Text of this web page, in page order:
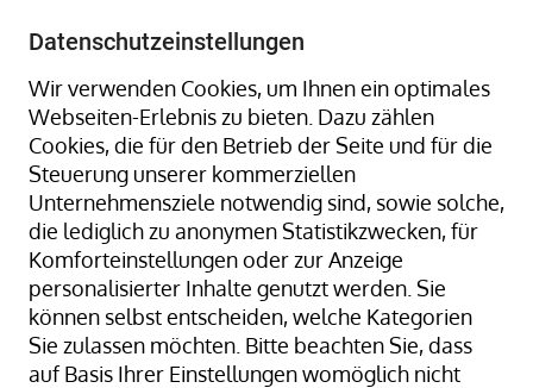
Datenschutzeinstellungen
Wir verwenden Cookies, um Ihnen ein optimales
Webseiten-Erlebnis zu bieten. Dazu zählen
Cookies, die für den Betrieb der Seite und für die
Steuerung unserer kommerziellen
Unternehmensziele notwendig sind, sowie solche,
die lediglich zu anonymen Statistikzwecken, für
Komforteinstellungen oder zur Anzeige
personalisierter Inhalte genutzt werden. Sie
können selbst entscheiden, welche Kategorien
Sie zulassen möchten. Bitte beachten Sie, dass
auf Basis Ihrer Einstellungen womöglich nicht
Home
Umreifungsband + Umreifungs-Sets
Umreifungsgerät manuell - einfach bedienen, schnell
umreifen, sicher transportieren
Spanngerät / Umreifungsgerät manuell für
Polyesterband 13-19 mm